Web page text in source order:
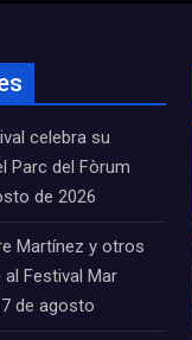
celebra su
Parc del Fòrum
de 2026
Martínez y otros
Festival Mar
de agosto